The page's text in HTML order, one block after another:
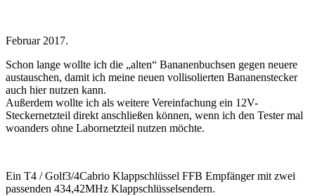
Februar 2017.
Schon lange wollte ich die „alten“ Bananenbuchsen gegen neuere
austauschen, damit ich meine neuen vollisolierten Bananenstecker
auch hier nutzen kann.
Außerdem wollte ich als weitere Vereinfachung ein 12V-
Steckernetzteil direkt anschließen können, wenn ich den Tester mal
woanders ohne Labornetzteil nutzen möchte.
Ein T4 / Golf3/4Cabrio Klappschlüssel FFB Empfänger mit zwei
passenden 434,42MHz Klappschlüsselsendern.